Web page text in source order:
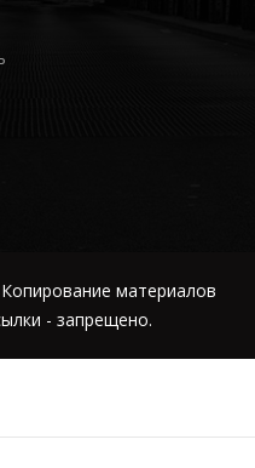
материалов
- запрещено.